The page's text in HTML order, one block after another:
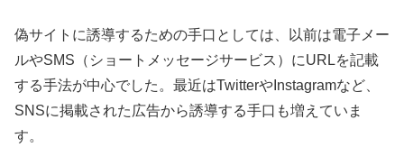
偽サイトに誘導するための手口としては、以前は電子メー
ルやSMS（ショートメッセージサービス）にURLを記載
する手法が中心でした。最近はTwitterやInstagramなど、
SNSに掲載された広告から誘導する手口も増えていま
す。